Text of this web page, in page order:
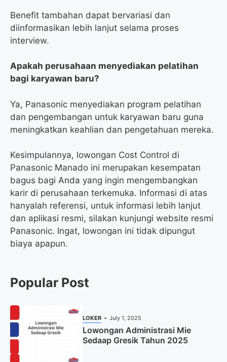
Benefit tambahan dapat bervariasi dan
diinformasikan lebih lanjut selama proses
interview.
Apakah perusahaan menyediakan pelatihan
bagi karyawan baru?
Ya, Panasonic menyediakan program pelatihan
dan pengembangan untuk karyawan baru guna
meningkatkan keahlian dan pengetahuan mereka.
Kesimpulannya, lowongan Cost Control di
Panasonic Manado ini merupakan kesempatan
bagus bagi Anda yang ingin mengembangkan
karir di perusahaan terkemuka. Informasi di atas
hanyalah referensi, untuk informasi lebih lanjut
dan aplikasi resmi, silakan kunjungi website resmi
Panasonic. Ingat, lowongan ini tidak dipungut
biaya apapun.
Popular Post
LOKER July 1, 2025
Lowongan Administrasi Mie
Sedaap Gresik Tahun 2025